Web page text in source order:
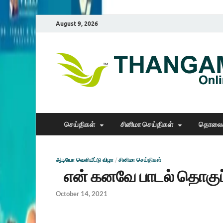
August 9, 2026
செய்திகள் சினிமா செய்திகள்
ஆடியோ வெளியீட்டு விழா / சினிமா செய்திகள்
என் கனவே பாடல்
October 14, 2021